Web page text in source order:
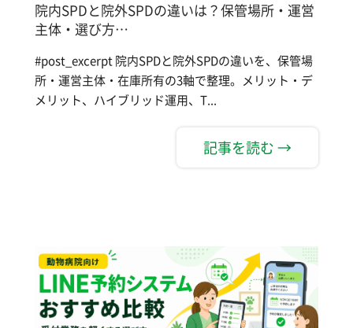
院内SPDと院外SPDの違いは？保管場所・運営
主体・選び方…
#post_excerpt 院内SPDと院外SPDの違いを、保管場
所・運営主体・在庫所有の3軸で整理。メリット・デ
メリット、ハイブリッド運用、T...
記事を読む →